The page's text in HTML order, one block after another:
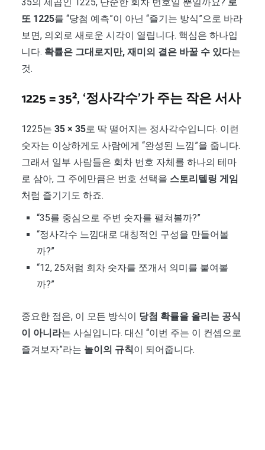
또 1225를 “당첨 예측”이 아닌 “즐기는 방식”으로 바라
보면, 의외로 새로운 시각이 열립니다. 핵심은 하나입
니다. 확률은 그대로지만, 재미의 결은 바꿀 수 있다는
것.
1225 = 35², ‘정사각수’가 주는 작은 서사
1225는 35 × 35로 딱 떨어지는 정사각수입니다. 이런
숫자는 이상하게도 사람에게 “완성된 느낌”을 줍니다.
그래서 일부 사람들은 회차 번호 자체를 하나의 테마
로 삼아, 그 주에만큼은 번호 선택을 스토리텔링 게임
처럼 즐기기도 하죠.
“35를 중심으로 주변 숫자를 펼쳐볼까?”
“정사각수 느낌대로 대칭적인 구성을 만들어볼
까?”
“12, 25처럼 회차 숫자를 쪼개서 의미를 붙여볼
까?”
중요한 점은, 이 모든 방식이 당첨 확률을 올리는 공식
이 아니라는 사실입니다. 대신 “이번 주는 이 컨셉으로
즐겨보자”라는 놀이의 규칙이 되어줍니다.